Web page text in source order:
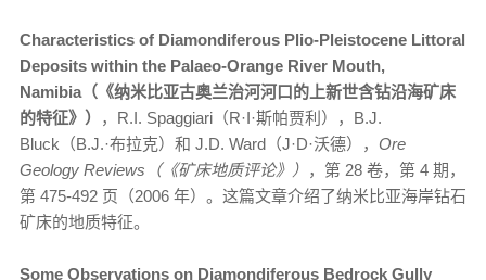
Characteristics of Diamondiferous Plio-Pleistocene Littoral
Deposits within the Palaeo-Orange River Mouth,
Namibia（《纳米比亚古奥兰治河河口的上新世含钻沿海矿床
的特征》）
，R.I. Spaggiari（R·I·斯帕贾利），B.J.
Bluck（B.J.·布拉克）和 J.D. Ward（J·D·沃德）， Ore
Geology Reviews（《矿床地质评论》） ，第 28 卷，第 4 期，
第 475-492 页（2006 年）。这篇文章介绍了纳米比亚海岸钻石
矿床的地质特征。
Some Observations on Diamondiferous Bedrock Gully